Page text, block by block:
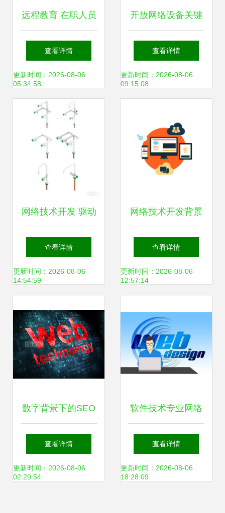
远程教育 在职人员
提升学历的最佳途
径——以网络技术
开发为例
查看详情
更新时间：2026-08-06
05:34:58
开放网络设备关键
使能技术与网络技
术开发探索
查看详情
更新时间：2026-08-06
09:15:08
网络技术开发 驱动
未来的数字引擎
查看详情
更新时间：2026-08-06
14:54:59
网络技术开发背景
下的ERP二次开发
风险与应对对策
查看详情
更新时间：2026-08-06
12:57:14
数字背景下的SEO
网页开发 技术与策
略的融合
查看详情
更新时间：2026-08-06
02:29:54
软件技术专业网络
技术开发 新时代的
桥梁与工具
查看详情
更新时间：2026-08-06
18:28:09